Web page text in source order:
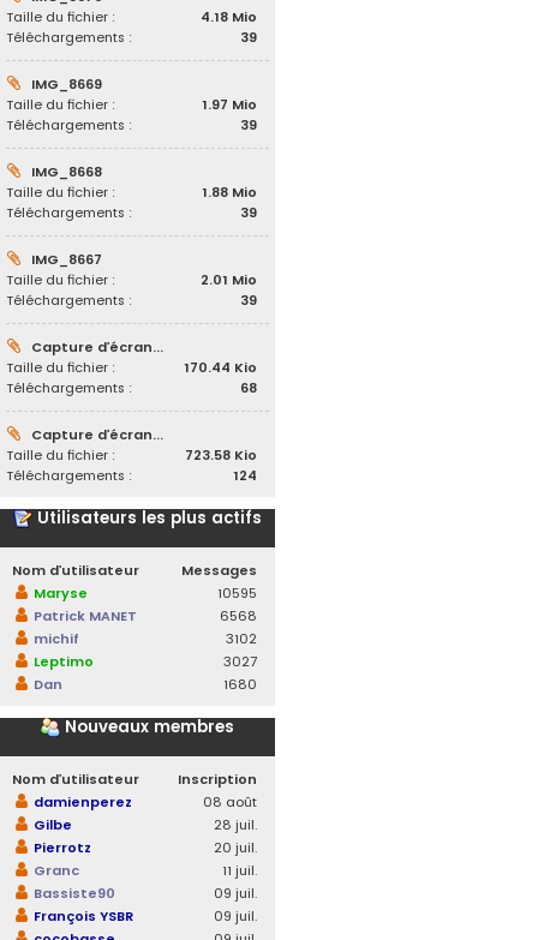
Taille du fichier :
4.18 Mio
Téléchargements :
39
IMG_8669
Taille du fichier :
1.97 Mio
Téléchargements :
39
IMG_8668
Taille du fichier :
1.88 Mio
Téléchargements :
39
IMG_8667
Taille du fichier :
2.01 Mio
Téléchargements :
39
Capture d’écran...
Taille du fichier :
170.44 Kio
Téléchargements :
68
Capture d’écran...
Taille du fichier :
723.58 Kio
Téléchargements :
124
Utilisateurs les plus actifs
Nom d’utilisateur
Messages
Maryse
10595
Patrick MANET
6568
michif
3102
Leptimo
3027
Dan
1680
Nouveaux membres
Nom d’utilisateur
Inscription
damienperez
08 août
Gilbe
28 juil.
Pierrotz
20 juil.
Granc
11 juil.
Bassiste90
09 juil.
François YSBR
09 juil.